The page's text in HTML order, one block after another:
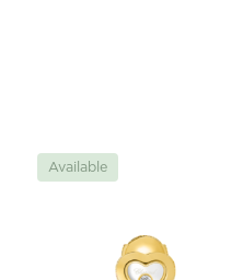
Available